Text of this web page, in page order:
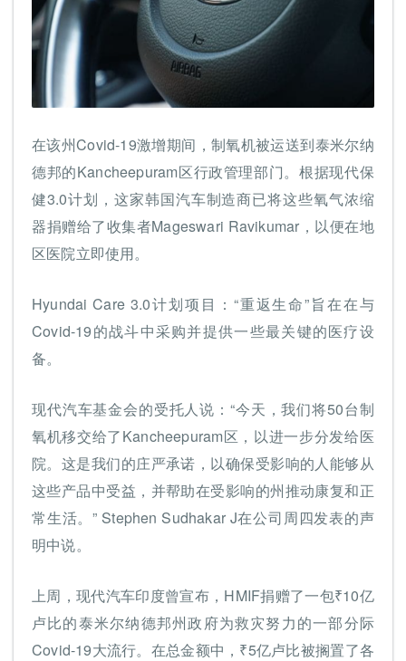
在该州Covid-19激增期间，制氧机被运送到泰米尔纳
德邦的Kancheepuram区行政管理部门。根据现代保
健3.0计划，这家韩国汽车制造商已将这些氧气浓缩
器捐赠给了收集者Mageswari Ravikumar，以便在地
区医院立即使用。
Hyundai Care 3.0计划项目：“重返生命”旨在在与
Covid-19的战斗中采购并提供一些最关键的医疗设
备。
现代汽车基金会的受托人说：“今天，我们将50台制
氧机移交给了Kancheepuram区，以进一步分发给医
院。这是我们的庄严承诺，以确保受影响的人能够从
这些产品中受益，并帮助在受影响的州推动康复和正
常生活。” Stephen Sudhakar J在公司周四发表的声
明中说。
上周，现代汽车印度曾宣布，HMIF捐赠了一包₹10亿
卢比的泰米尔纳德邦州政府为救灾努力的一部分际
Covid-19大流行。在总金额中，₹5亿卢比被搁置了各